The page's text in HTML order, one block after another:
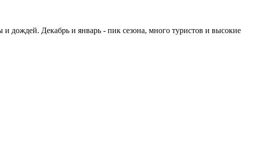
дождей. Декабрь и январь - пик сезона, много туристов и высокие